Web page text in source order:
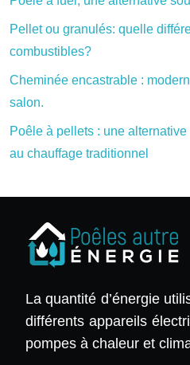
Pellet ou granulés: quelle
combustibles?
Cheminée encastrable :
salon.
Poêle à pellets : une
au chauffage traditionnel
La quantité d’énergie
différents appareils
pompes à chaleur et